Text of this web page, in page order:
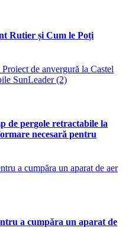
Rutier și Cum le Poți
de pergole retractabile la
necesară pentru
a cumpăra un aparat de